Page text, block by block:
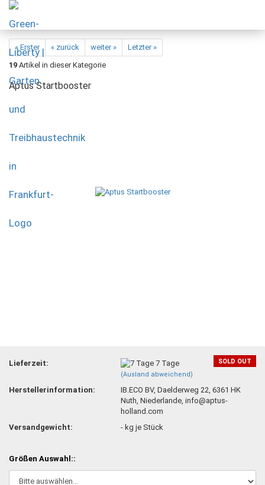
« Erster « zurück weiter »
Letzter »
19 Artikel in dieser Kategorie
Aptus Startbooster
SOLD OUT
Lieferzeit: 7 Tage
(Ausland abweichend)
Herstellerinformation:
IB.ECO BV, Daelderweg 22, 6361 HK
Nuth, Niederlande, info@aptus-
holland.com
Versandgewicht:
- kg je Stück
Größen Auswahl::